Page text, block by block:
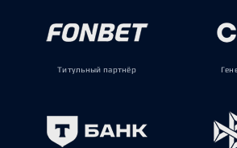
Титульный партнёр